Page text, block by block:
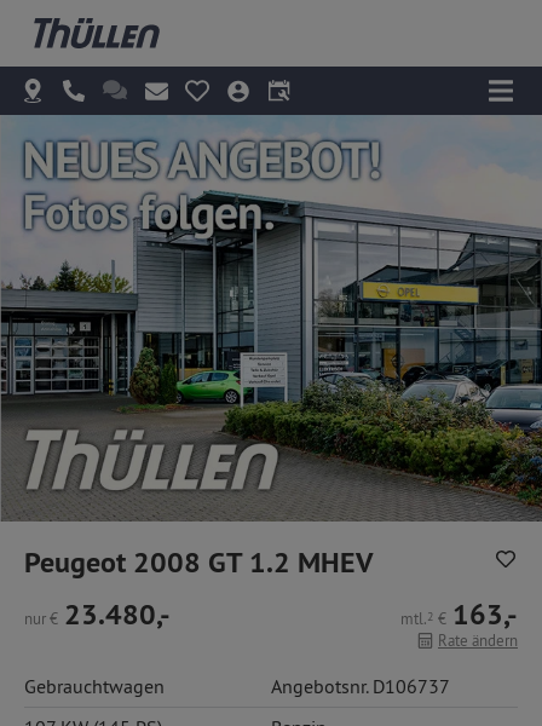
Peugeot 2008 GT 1.2 MHEV
nur€ 23.480,- mtl.2 € 163,-
Rate ändern
Gebrauchtwagen
Angebotsnr. D106737